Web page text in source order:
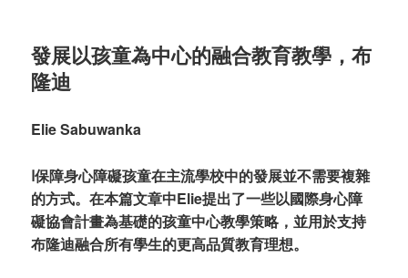
發展以孩童為中心的融合教育教學，布
隆迪
Elie Sabuwanka
ا保障身心障礙孩童在主流學校中的發展並不需要複雜
的方式。在本篇文章中Elie提出了一些以國際身心障
礙協會計畫為基礎的孩童中心教學策略，並用於支持
布隆迪融合所有學生的更高品質教育理想。